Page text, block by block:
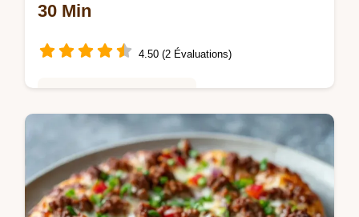
30 Min
4.50 (2 Évaluations)
Découvrez nos Brochettes Halloumi
Légumes, une alternative aux Recettes
Barbecue Originales. Inclus : guide de
timing étape par étape. Prêt en 30 min !